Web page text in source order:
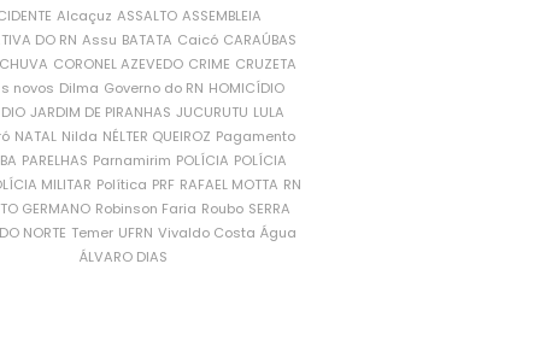
Alcaçuz ASSALTO ASSEMBLEIA
DO RN Assu BATATA Caicó CARAÚBAS
CORONEL AZEVEDO CRIME CRUZETA
novos Dilma Governo do RN HOMICÍDIO
JARDIM DE PIRANHAS JUCURUTU LULA
NATAL Nilda NÉLTER QUEIROZ Pagamento
PARELHAS Parnamirim POLÍCIA POLÍCIA
MILITAR Política PRF RAFAEL MOTTA RN
GERMANO Robinson Faria Roubo SERRA
NORTE Temer UFRN Vivaldo Costa Água
ÁLVARO DIAS